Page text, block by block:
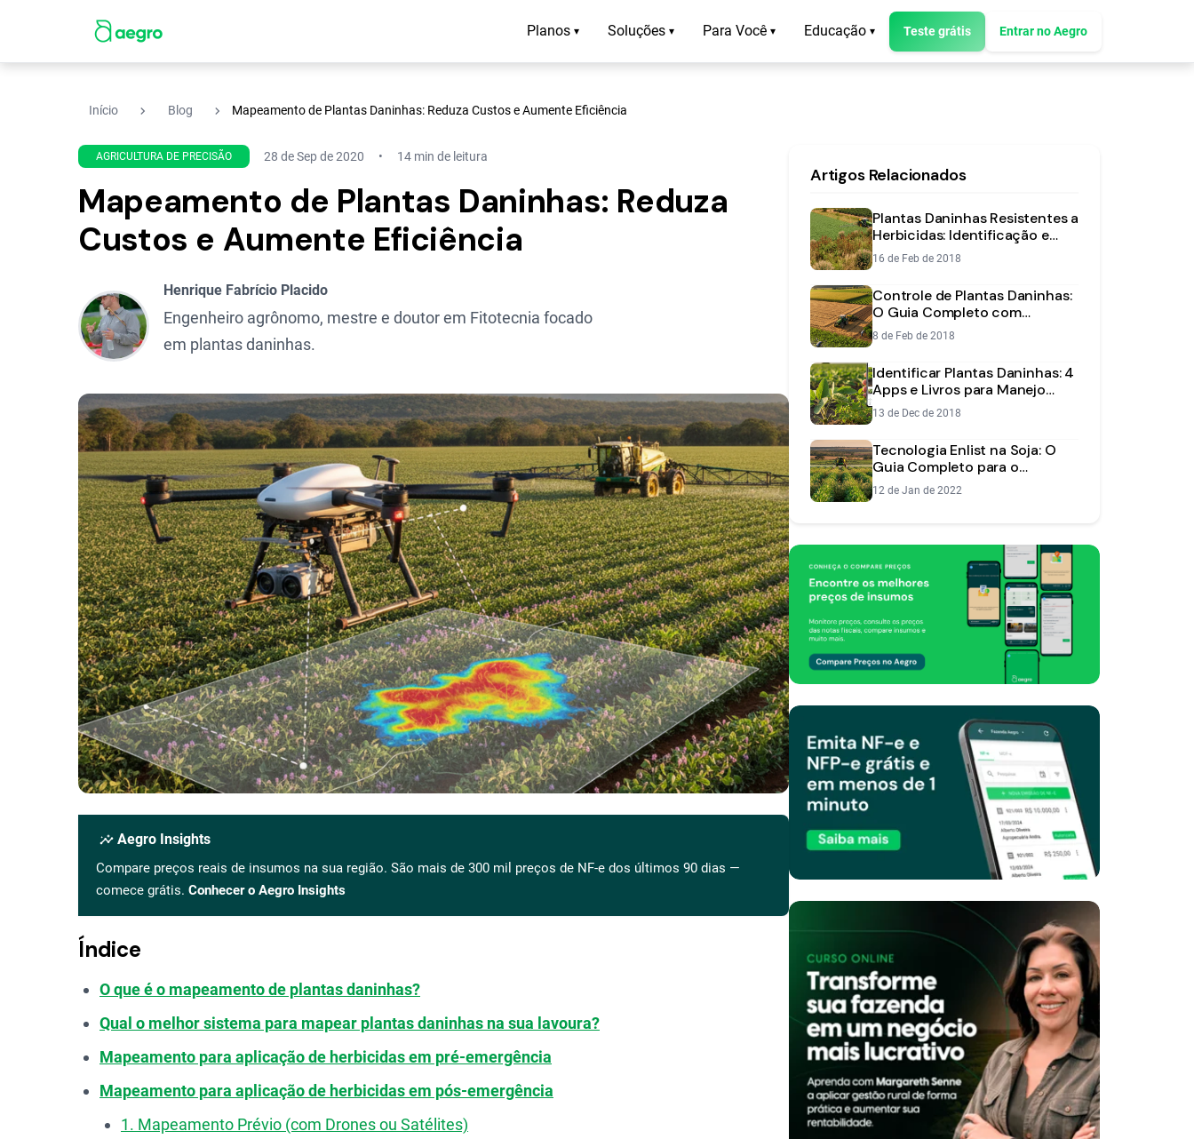
Planos ▾ Soluções ▾ Para Você ▾ Educação ▾ Teste grátis Entrar no Aegro
Início navigate_next Blog navigate_next Mapeamento de Plantas Daninhas: Reduza Custos e Aumente Eficiência
AGRICULTURA DE PRECISÃO 28 de Sep de 2020 14 min de leitura
Mapeamento de Plantas Daninhas: Reduza
Custos e Aumente Eficiência
Henrique Fabrício Placido
Engenheiro agrônomo, mestre e doutor em Fitotecnia focado
em plantas daninhas.
insights Aegro Insights
Compare preços reais de insumos na sua região. São mais de 300 mil preços de NF-e dos últimos 90 dias —
comece grátis. Conhecer o Aegro Insights
Índice
O que é o mapeamento de plantas daninhas?
Qual o melhor sistema para mapear plantas daninhas na sua lavoura?
Mapeamento para aplicação de herbicidas em pré-emergência
Mapeamento para aplicação de herbicidas em pós-emergência
1. Mapeamento Prévio (com Drones ou Satélites)
Artigos Relacionados
Plantas Daninhas Resistentes a
Herbicidas: Identificação e
Manejo
16 de Feb de 2018
Controle de Plantas Daninhas:
O Guia Completo com
Métodos e Estratégias
8 de Feb de 2018
Identificar Plantas Daninhas: 4
Apps e Livros para Manejo
Eficiente
13 de Dec de 2018
Tecnologia Enlist na Soja: O
Guia Completo para o
Produtor
12 de Jan de 2022